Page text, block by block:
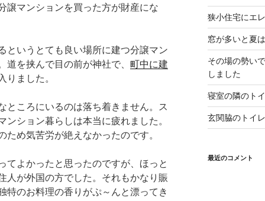
譲マンションを買った方が財産にな
というとても良い場所に建つ分譲マン
道を挟んで目の前が神社で、 町中に建
りました。
ところにいるのは落ち着きません。ス
ンション暮らしは本当に疲れました。
め気苦労が絶えなかったのです。
てよかったと思ったのですが、ほっと
人が外国の方でした。それもかなり賑
特のお料理の香りがぷ～んと漂ってき
狭小住宅にエ
窓が多いと夏
その場の勢い
しました
寝室の隣のト
玄関脇のトイ
最近のコメント